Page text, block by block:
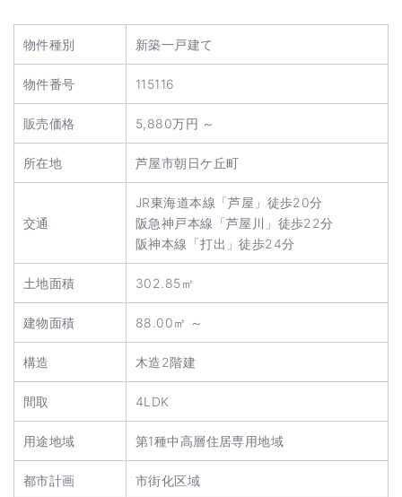
物件種別 新築一戸建て
物件番号 115116
販売価格 5,880万円 ～
所在地 芦屋市朝日ケ丘町
交通
JR東海道本線「芦屋」徒歩20分
阪急神戸本線「芦屋川」徒歩22分
阪神本線「打出」徒歩24分
土地面積 302.85㎡
建物面積 88.00㎡ ～
構造 木造2階建
間取 4LDK
用途地域 第1種中高層住居専用地域
都市計画 市街化区域